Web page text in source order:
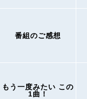
番組のご感想
もう一度みたい この
1曲！